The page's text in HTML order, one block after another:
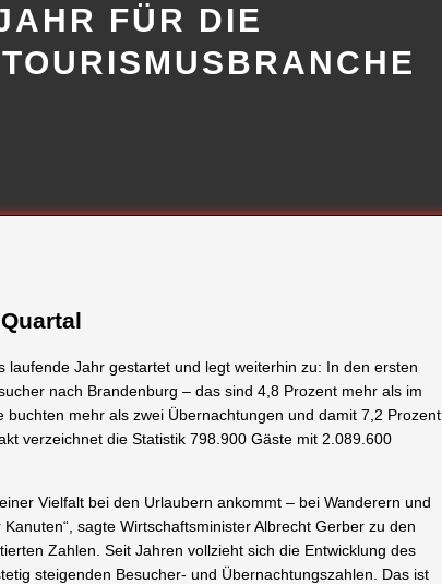
FÜR DIE
laufende Jahr gestartet und legt weiterhin zu: In den ersten
nach Brandenburg – das sind 4,8 Prozent mehr als im
mehr als zwei Übernachtungen und damit 7,2 Prozent
verzeichnet die Statistik 798.900 Gäste mit 2.089.600
Vielfalt bei den Urlaubern ankommt – bei Wanderern und
sagte Wirtschaftsminister Albrecht Gerber zu den
Zahlen. Seit Jahren vollzieht sich die Entwicklung des
steigenden Besucher- und Übernachtungszahlen. Das ist